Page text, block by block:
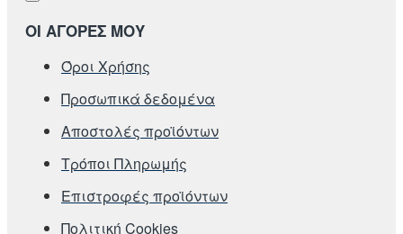
ΟΙ ΑΓΟΡΕΣ ΜΟΥ
Όροι Χρήσης
Προσωπικά δεδομένα
Αποστολές προϊόντων
Τρόποι Πληρωμής
Επιστροφές προϊόντων
Πολιτική Cookies